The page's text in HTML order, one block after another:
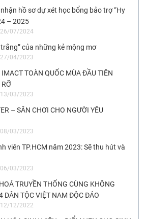
hồ sơ dự xét học bổng bảo trợ “Hy
– 2025
07/2024
của những kẻ mộng mơ
04/2023
TOÀN QUỐC MÙA ĐẦU TIÊN
03/2023
– SÂN CHƠI CHO NGƯỜI YÊU
03/2023
viên TP.HCM năm 2023: Sẽ thu hút và
03/2023
TRUYỀN THỐNG CÙNG KHÔNG
DÂN TỘC VIỆT NAM ĐỘC ĐÁO
12/2022